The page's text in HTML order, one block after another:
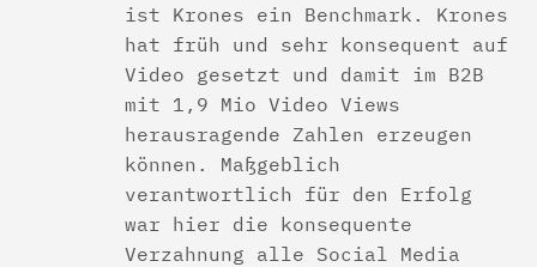
ist Krones ein Benchmark. Krones
hat früh und sehr konsequent auf
Video gesetzt und damit im B2B
mit 1,9 Mio Video Views
herausragende Zahlen erzeugen
können. Maßgeblich
verantwortlich für den Erfolg
war hier die konsequente
Verzahnung alle Social Media